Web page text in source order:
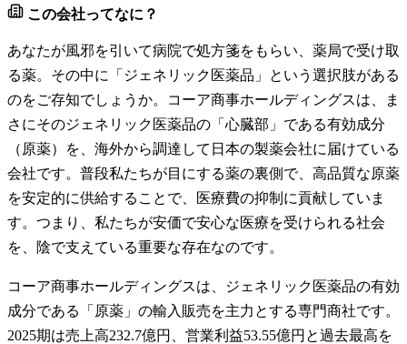
この会社ってなに？
あなたが風邪を引いて病院で処方箋をもらい、薬局で受け取
る薬。その中に「ジェネリック医薬品」という選択肢がある
のをご存知でしょうか。コーア商事ホールディングスは、ま
さにそのジェネリック医薬品の「心臓部」である有効成分
（原薬）を、海外から調達して日本の製薬会社に届けている
会社です。普段私たちが目にする薬の裏側で、高品質な原薬
を安定的に供給することで、医療費の抑制に貢献していま
す。つまり、私たちが安価で安心な医療を受けられる社会
を、陰で支えている重要な存在なのです。
コーア商事ホールディングスは、ジェネリック医薬品の有効
成分である「原薬」の輸入販売を主力とする専門商社です。
2025期は売上高232.7億円、営業利益53.55億円と過去最高を